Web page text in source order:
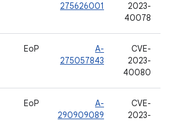
2023-
40078
275626001
CVE-
2023-
40080
A-
275057843
EoP
CVE-
2023-
A-
290909089
EoP